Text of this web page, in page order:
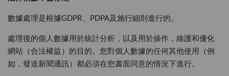
數據處理是根據GDPR、PDPA及施行細則進行的。
處理後的個人數據用於統計分析，以及用於操作，維護和優化
網站（合法權益）的目的。您對個人數據的任何其他使用（例
如，發送新聞通訊）都必須在您書面同意的情況下進行。